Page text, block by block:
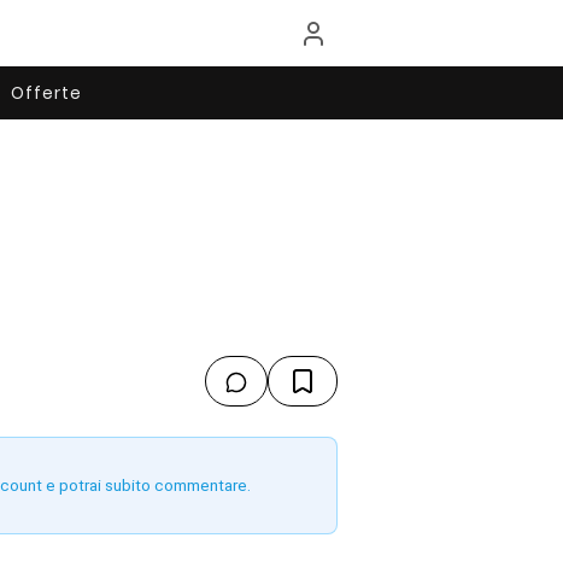
Offerte
e potrai subito commentare.